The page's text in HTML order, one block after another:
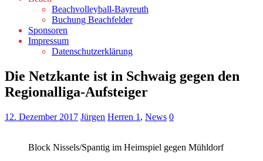
Beachvolleyball-Bayreuth
Buchung Beachfelder
Sponsoren
Impressum
Datenschutzerklärung
Die Netzkante ist in Schwaig gegen den
Regionalliga-Aufsteiger
12. Dezember 2017 Jürgen Herren 1 , News 0
Block Nissels/Spantig im Heimspiel gegen Mühldorf